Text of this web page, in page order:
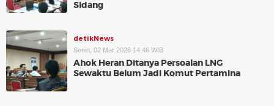
Sidang
detikNews
Senin, 02 Mar 2026 14:46 WIB
Ahok Heran Ditanya Persoalan LNG
Sewaktu Belum Jadi Komut Pertamina